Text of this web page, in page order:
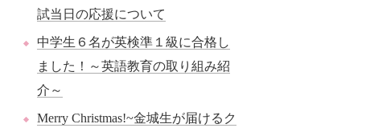
試当日の応援について
中学生６名が英検準１級に合格し
ました！～英語教育の取り組み紹
介～
Merry Christmas!~金城生が届けるク